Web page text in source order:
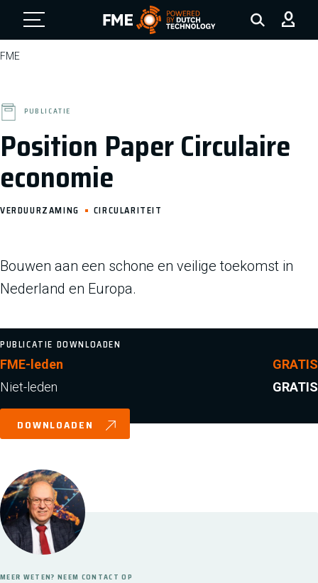
FME Logo, to the homepage
FME
Position Paper Circulaire
economie
PUBLICATIE
VERDUURZAMING CIRCULARITEIT
Bouwen aan een schone en veilige toekomst in
Nederland en Europa.
PUBLICATIE DOWNLOADEN
FME-leden
GRATIS
Niet-leden
GRATIS
DOWNLOADEN
MEER WETEN? NEEM CONTACT OP